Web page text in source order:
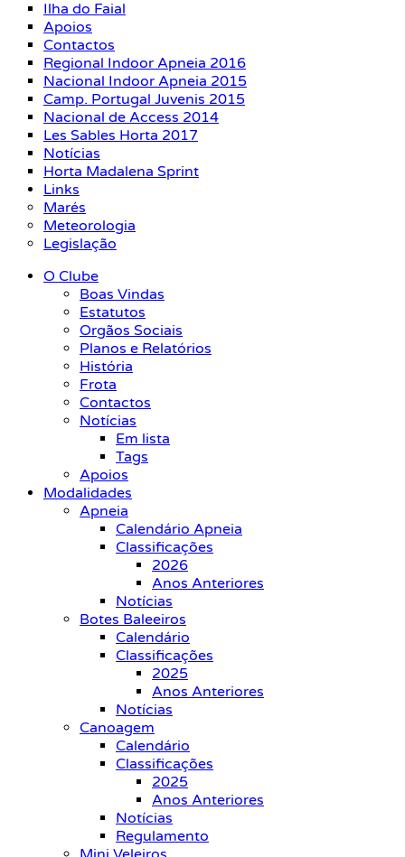
Ilha do Faial
Apoios
Contactos
Regional Indoor Apneia 2016
Nacional Indoor Apneia 2015
Camp. Portugal Juvenis 2015
Nacional de Access 2014
Les Sables Horta 2017
Notícias
Horta Madalena Sprint
Links
Marés
Meteorologia
Legislação
O Clube
Boas Vindas
Estatutos
Orgãos Sociais
Planos e Relatórios
História
Frota
Contactos
Notícias
Em lista
Tags
Apoios
Modalidades
Apneia
Calendário Apneia
Classificações
2026
Anos Anteriores
Notícias
Botes Baleeiros
Calendário
Classificações
2025
Anos Anteriores
Notícias
Canoagem
Calendário
Classificações
2025
Anos Anteriores
Notícias
Regulamento